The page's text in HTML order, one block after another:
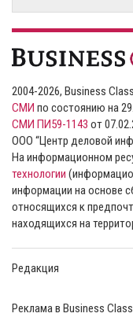
2004-2026, Business
СМИ по состоянию на
СМИ ПИ59-1143 от
ООО “Центр деловой
На информационном
технологии
информации на основе
относящихся к
находящихся на
Редакция
Реклама в Business Class